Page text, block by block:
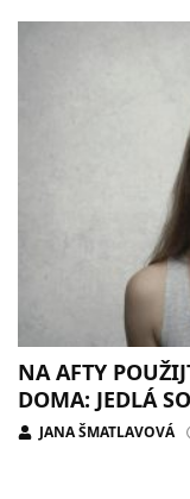
NA AFTY
DOMA: JEDLÁ
JANA ŠMATLAVOVÁ